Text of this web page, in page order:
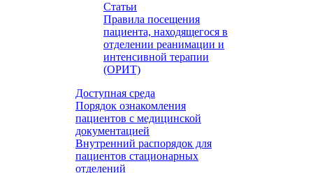
Статьи
Правила посещения
пациента, находящегося в
отделении реанимации и
интенсивной терапии
(ОРИТ)
Доступная среда
Порядок ознакомления
пациентов с медицинской
документацией
Внутренний распорядок для
пациентов стационарных
отделений